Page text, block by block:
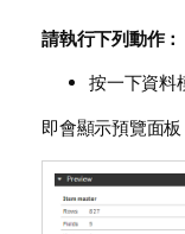
請執行下列動作：
按一下資料
即會顯示預覽面